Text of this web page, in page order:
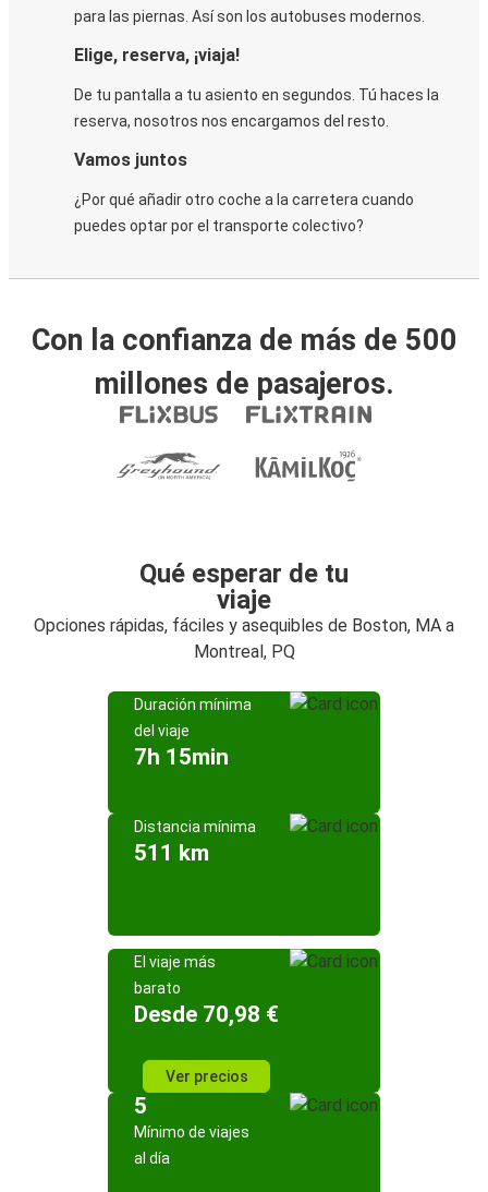
para las piernas. Así son los autobuses modernos.
Elige, reserva, ¡viaja!
De tu pantalla a tu asiento en segundos. Tú haces la
reserva, nosotros nos encargamos del resto.
Vamos juntos
¿Por qué añadir otro coche a la carretera cuando
puedes optar por el transporte colectivo?
Con la confianza de más de 500
millones de pasajeros.
Qué esperar de tu
viaje
Opciones rápidas, fáciles y asequibles de Boston, MA a
Montreal, PQ
Duración mínima
del viaje
7h 15min
Distancia mínima
511 km
El viaje más
barato
Desde 70,98 €
Ver precios
5
Mínimo de viajes
al día